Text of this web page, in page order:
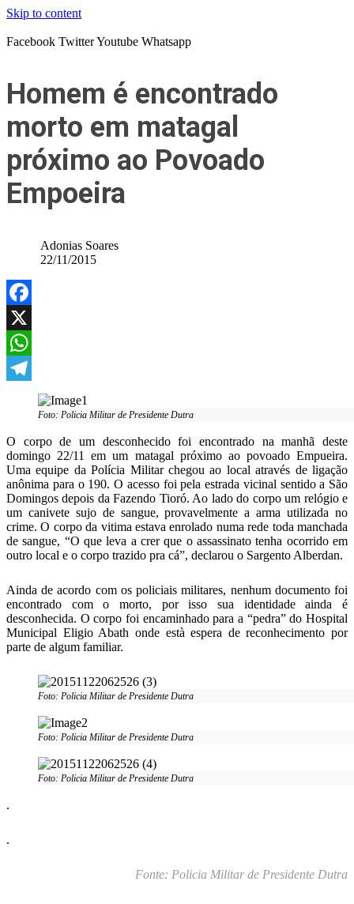
Skip to content
Facebook TwitterYoutube Whatsapp
Homem é encontrado
morto em matagal
próximo ao Povoado
Empoeira
Adonias Soares
22/11/2015
Facebook
X
WhatsApp
Telegram
Foto: Policia Militar de Presidente Dutra
O corpo de um desconhecido foi encontrado na manhã deste
domingo 22/11 em um matagal próximo ao povoado Empueira.
Uma equipe da Polícia Militar chegou ao local através de ligação
anônima para o 190. O acesso foi pela estrada vicinal sentido a São
Domingos depois da Fazendo Tioró. Ao lado do corpo um relógio e
um canivete sujo de sangue, provavelmente a arma utilizada no
crime. O corpo da vitima estava enrolado numa rede toda manchada
de sangue, “O que leva a crer que o assassinato tenha ocorrido em
outro local e o corpo trazido pra cá”, declarou o Sargento Alberdan.
Ainda de acordo com os policiais militares, nenhum documento foi
encontrado com o morto, por isso sua identidade ainda é
desconhecida. O corpo foi encaminhado para a “pedra” do Hospital
Municipal Eligio Abath onde està espera de reconhecimento por
parte de algum familiar.
Foto: Policia Militar de Presidente Dutra
Foto: Policia Militar de Presidente Dutra
Foto: Policia Militar de Presidente Dutra
.
.
Fonte: Policia Militar de Presidente Dutra